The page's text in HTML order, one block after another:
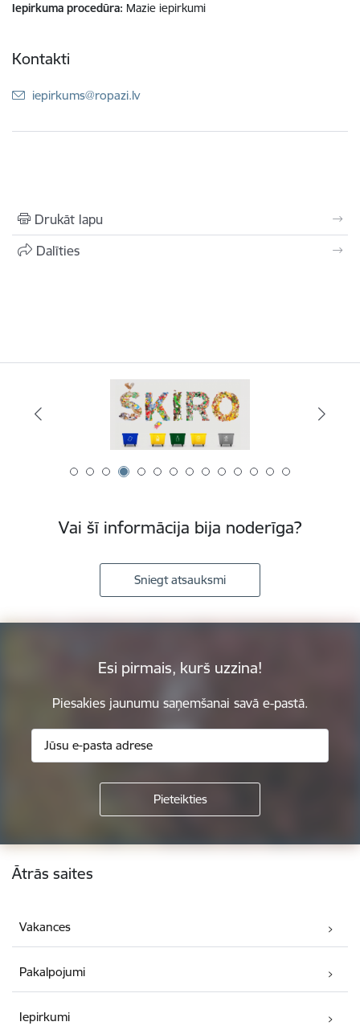
Iepirkuma procedūra Mazie iepirkumi
Kontakti
E-pasts:
iepirkums@ropazi.lv
Drukāt lapu
Dalīties
Vai šī informācija bija noderīga?
Sniegt atsauksmi
Esi pirmais, kurš uzzina!
Piesakies jaunumu saņemšanai savā e-pastā.
Kājene
Ātrās saites
Vakances
Pakalpojumi
Iepirkumi